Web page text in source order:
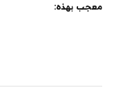
معجب بهذه: